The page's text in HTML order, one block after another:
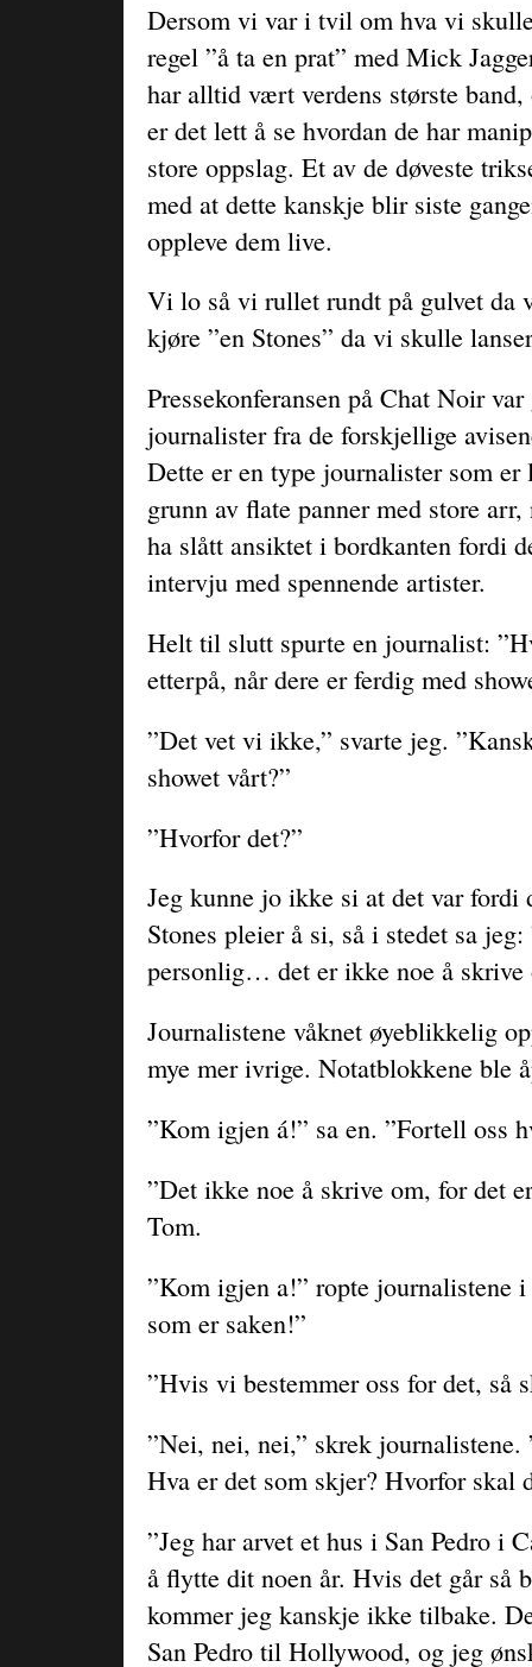
Dersom vi var i tvil om hva vi
regel ”å ta en prat” med Mick
har alltid vært verdens største band,
er det lett å se hvordan de har
store oppslag. Et av de døveste
med at dette kanskje blir siste
oppleve dem live.
Vi lo så vi rullet rundt på gulvet da
kjøre ”en Stones” da vi skulle
Pressekonferansen på Chat Noir
journalister fra de forskjellige
Dette er en type journalister som
grunn av flate panner med store
ha slått ansiktet i bordkanten fordi
intervju med spennende artister.
Helt til slutt spurte en journalist:
etterpå, når dere er ferdig med
”Det vet vi ikke,” svarte jeg.
showet vårt?”
”Hvorfor det?”
Jeg kunne jo ikke si at det var fordi
Stones pleier å si, så i stedet sa
personlig… det er ikke noe å skrive
Journalistene våknet øyeblikkelig
mye mer ivrige. Notatblokkene ble
”Kom igjen á!” sa en. ”Fortell oss
”Det ikke noe å skrive om, for det
Tom.
”Kom igjen a!” ropte journalistene
som er saken!”
”Hvis vi bestemmer oss for det, så
”Nei, nei, nei,” skrek
Hva er det som skjer? Hvorfor skal
”Jeg har arvet et hus i San Pedro i
å flytte dit noen år. Hvis det går så
kommer jeg kanskje ikke tilbake.
San Pedro til Hollywood, og jeg